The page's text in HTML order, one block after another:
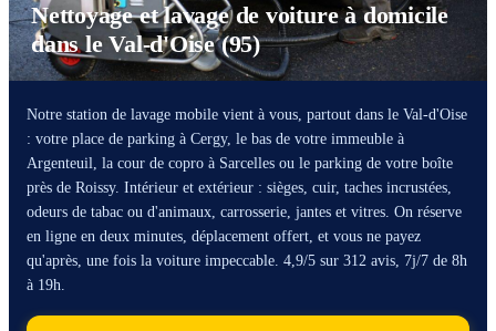
Nettoyage et lavage de voiture à domicile
dans le Val-d'Oise (95)
Notre station de lavage mobile vient à vous, partout dans le Val-d'Oise
: votre place de parking à Cergy, le bas de votre immeuble à
Argenteuil, la cour de copro à Sarcelles ou le parking de votre boîte
près de Roissy. Intérieur et extérieur : sièges, cuir, taches incrustées,
odeurs de tabac ou d'animaux, carrosserie, jantes et vitres. On réserve
en ligne en deux minutes, déplacement offert, et vous ne payez
qu'après, une fois la voiture impeccable. 4,9/5 sur 312 avis, 7j/7 de 8h
à 19h.